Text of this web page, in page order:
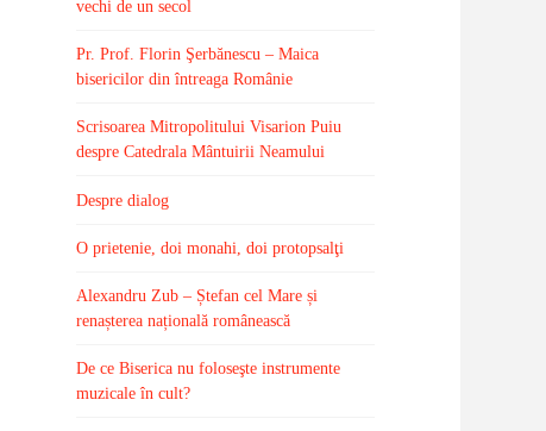
vechi de un secol
Pr. Prof. Florin Şerbănescu – Maica
bisericilor din întreaga Românie
Scrisoarea Mitropolitului Visarion Puiu
despre Catedrala Mântuirii Neamului
Despre dialog
O prietenie, doi monahi, doi protopsalţi
Alexandru Zub – Ștefan cel Mare și
renașterea națională românească
De ce Biserica nu foloseşte instrumente
muzicale în cult?